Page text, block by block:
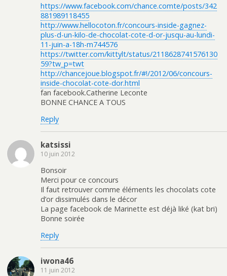
https://www.facebook.com/chance.comte/posts/342
881989118455
http://www.hellocoton.fr/concours-inside-gagnez-
plus-d-un-kilo-de-chocolat-cote-d-or-jusqu-au-lundi-
11-juin-a-18h-m744576
https://twitter.com/kittylt/status/2118628741576130
59?tw_p=twt
http://chancejoue.blogspot.fr/#!/2012/06/concours-
inside-chocolat-cote-dor.html
fan facebook.Catherine Leconte
BONNE CHANCE A TOUS
Reply
katsissi
10 juin 2012
Bonsoir
Merci pour ce concours
Il faut retrouver comme éléments les chocolats cote
d’or dissimulés dans le décor
La page facebook de Marinette est déjà liké (kat bri)
Bonne soirée
Reply
iwona46
11 juin 2012